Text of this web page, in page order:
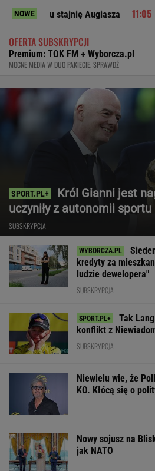
NOWE
Augiasza Japonka
OFERTA SUBSKRYPCJI
Premium: TOK FM + Wyborcza.pl
MOCNE MEDIA W DUO PAKIECIE. SPRAWDŹ
Król Gianni jest
uczyniły z autonomii
SUBSKRYPCJA
kredyty za
ludzie dewelopera"
SUBSKRYPCJA
Tak
konflikt z
SUBSKRYPCJA
Niewielu wie, że
KO. Kłócą się o
Nowy sojusz na
jak NATO